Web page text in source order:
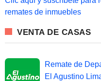
:remates de inmuebles
VENTA DE CASAS
Remate de
El Agustino